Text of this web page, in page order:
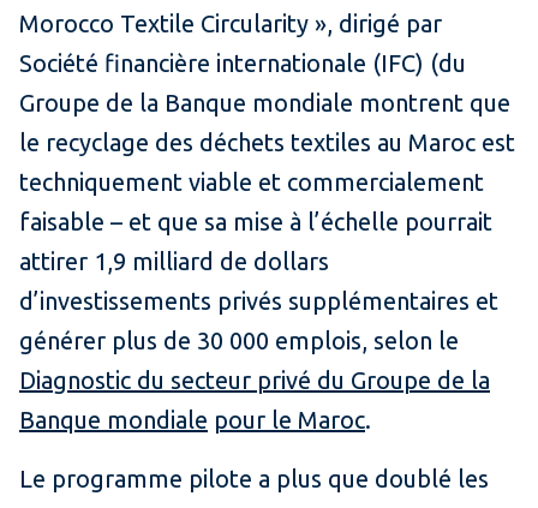
Morocco Textile Circularity », dirigé par
Société financière internationale (IFC) (du
Groupe de la Banque mondiale montrent que
le recyclage des déchets textiles au Maroc est
techniquement viable et commercialement
faisable – et que sa mise à l’échelle pourrait
attirer 1,9 milliard de dollars
d’investissements privés supplémentaires et
générer plus de 30 000 emplois, selon le
Diagnostic du secteur privé du Groupe de la
Banque mondiale pour le Maroc.
Le programme pilote a plus que doublé les